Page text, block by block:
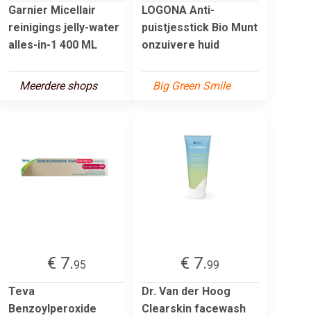
Garnier Micellair
reinigings jelly-water
alles-in-1 400 ML
Meerdere shops
LOGONA Anti-
puistjesstick Bio Munt
onzuivere huid
Big Green Smile
€ 7.95
Teva
Benzoylperoxide
€ 7.99
Dr. Van der Hoog
Clearskin facewash